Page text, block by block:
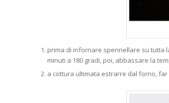
prima di infornare spennellare su tutta
minuti a 180 gradi, poi, abbassare la
a cottura ultimata estrarre dal forno,